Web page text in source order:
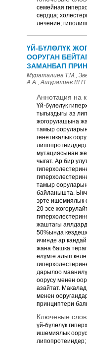
семейная
сердца;
лечение;
ҮЙ-БҮЛӨЛҮК
ООРУГАН
ЗАМАНБАП
Мураталиев Т.М.,
А.А., Ашуралиев
Аннотация на
Үй-бүлөлүк
тыгыздыгы аз
жогорулашына
тамыр
генетикалык
мутациясынан
чыгат. Ар бир
тамыр
байланышта.
эрте ишемиялык
20 эсе
жаштагы
50%ында
ичинде ар
жана башка
өлүмгө алып
дарылоо
оорусу менен
азайтат.
менен
принциптери
Ключевые
үй-бүлөлүк
ишемиялык